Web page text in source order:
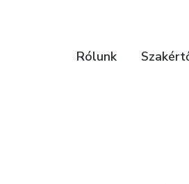
Rólunk